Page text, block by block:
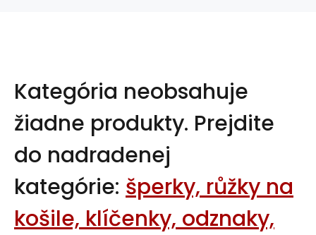
Kategória neobsahuje
žiadne produkty. Prejdite
do nadradenej
kategórie: šperky, růžky na
košile, klíčenky, odznaky,